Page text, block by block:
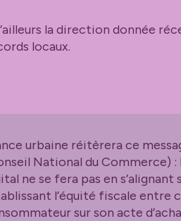
la direction donnée
locaux.
urbaine réitèrera ce
National du Commerce)
ne se fera pas en
l’équité fiscale entre
sur son acte